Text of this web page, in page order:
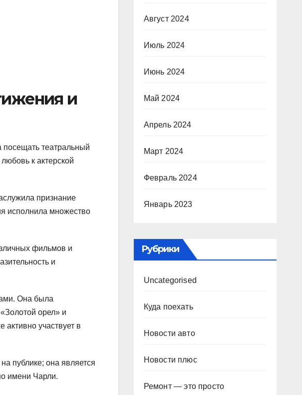
и
посещать театральный
к актерской
признание
исполнила множество
фильмов и
и
Она была
орел» и
участвует в
публике; она является
имени Чарли.
Август 2024
Июль 2024
Июнь 2024
Май 2024
Апрель 2024
Март 2024
Февраль 2024
Январь 2023
Рубрики
Uncategorised
Куда поехать
Новости авто
Новости плюс
Ремонт — это просто